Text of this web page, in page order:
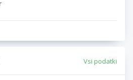
Vsi podatki